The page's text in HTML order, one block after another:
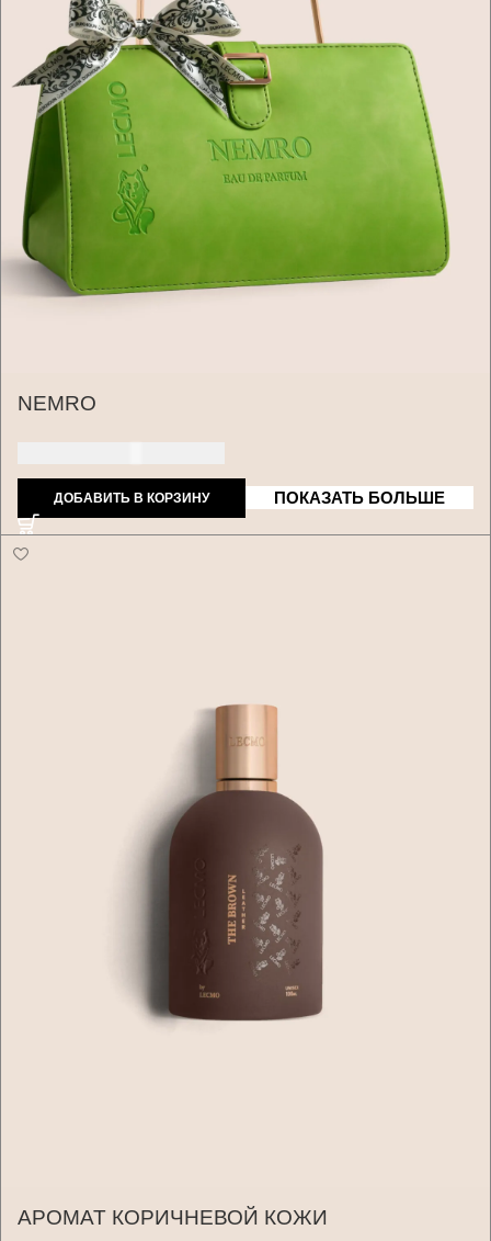
NEMRO
ПОКАЗАТЬ БОЛЬШЕ
ДОБАВИТЬ В КОРЗИНУ
АРОМАТ КОРИЧНЕВОЙ КОЖИ